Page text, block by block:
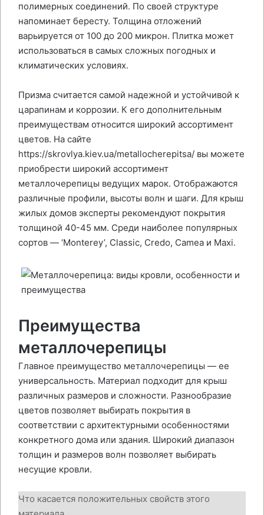
полимерных соединений. По своей структуре
напоминает бересту. Толщина отложений
варьируется от 100 до 200 микрон. Плитка может
использоваться в самых сложных погодных и
климатических условиях.
Призма считается самой надежной и устойчивой к
царапинам и коррозии. К его дополнительным
преимуществам относится широкий ассортимент
цветов. На сайте
https://skrovlya.kiev.ua/metallocherepitsa/ вы можете
приобрести широкий ассортимент
металлочерепицы ведущих марок. Отображаются
различные профили, высоты волн и шаги. Для крыш
жилых домов эксперты рекомендуют покрытия
толщиной 40-45 мм. Среди наиболее популярных
сортов — ‘Monterey’, Classic, Credo, Camea и Maxi.
Преимущества
металлочерепицы
Главное преимущество металлочерепицы — ее
универсальность. Материал подходит для крыш
различных размеров и сложности. Разнообразие
цветов позволяет выбирать покрытия в
соответствии с архитектурными особенностями
конкретного дома или здания. Широкий диапазон
толщин и размеров волн позволяет выбирать
несущие кровли.
Что касается положительных свойств этого